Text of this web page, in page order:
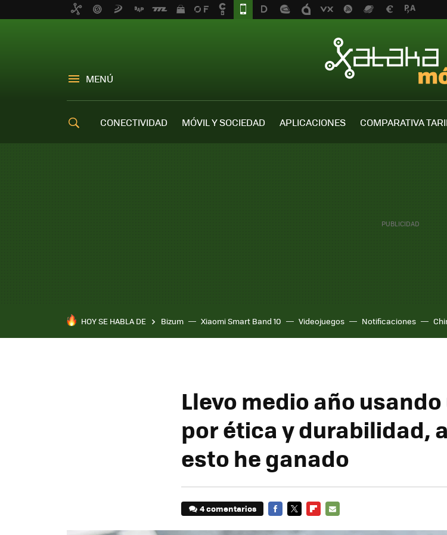
MENÚ
CONECTIVIDAD MÓVIL Y SOCIEDAD APLICACIONES COMPARATIVA
HOY SE HABLA DE Bizum Xiaomi Smart Band 10 Videojuegos Notificaciones
Llevo medio año
por ética y durabilidad,
esto he ganado
4 comentarios